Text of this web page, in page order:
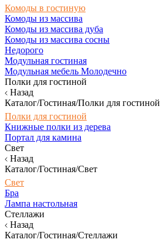
Комоды в гостиную
Комоды из массива
Комоды из массива дуба
Комоды из массива сосны
Недорого
Модульная гостиная
Модульная мебель Молодечно
Полки для гостиной
Назад
Каталог/Гостиная/Полки для гостиной
Полки для гостиной
Книжные полки из дерева
Портал для камина
Свет
Назад
Каталог/Гостиная/Свет
Свет
Бра
Лампа настольная
Стеллажи
Назад
Каталог/Гостиная/Стеллажи